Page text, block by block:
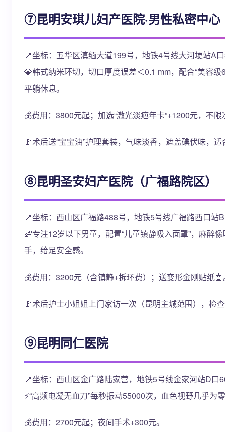
⑦昆明安琪儿妇产医院·男性私密中心
📍坐标：五华区滇缅大道199号，地铁4号线大河埂站A
💎韩式纳米环切，切口厚度误差＜0.1 mm，配合“美容
平躺休息。
💰费用：3800元起；加选“激光淡疤年卡”+1200元，不限
🚩术后送“宝宝油”护理套装，气味淡香，遮盖碘伏味，
⑧昆明圣安妇产医院（广福路院区）
📍坐标：西山区广福路488号，地铁5号线广福路西口站
👶专注12岁以下男童，配置“儿童镇静吸入面罩”，麻醉
手，给足安全感。
💰费用：3200元（含镇静+拆环费）；送变形金刚贴纸
🚩术后护士小姐姐上门家访一次（昆明主城范围），检
⑨昆明同仁医院
📍坐标：西山区金广路陆家营，地铁5号线金家河站D口
⚡“高频电凝无血刀”每秒振动55000次，血色视野几乎为
💰费用：2700元起；夜间手术+300元。